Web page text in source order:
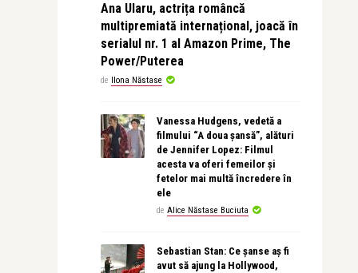
Ana Ularu, actrița româncă
multipremiată internațional, joacă în
serialul nr. 1 al Amazon Prime, The
Power/Puterea
de Ilona Năstase
Vanessa Hudgens, vedetă a
filmului “A doua șansă”, alături
de Jennifer Lopez: Filmul
acesta va oferi femeilor și
fetelor mai multă încredere în
ele
de Alice Năstase Buciuta
Sebastian Stan: Ce șanse aș fi
avut să ajung la Hollywood,